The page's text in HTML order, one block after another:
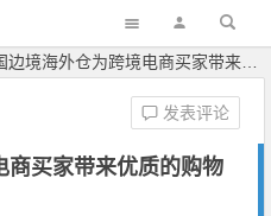
境海外仓为跨境电商买家带来优质的购物体验？
商买家带来优质的购物
发表评论